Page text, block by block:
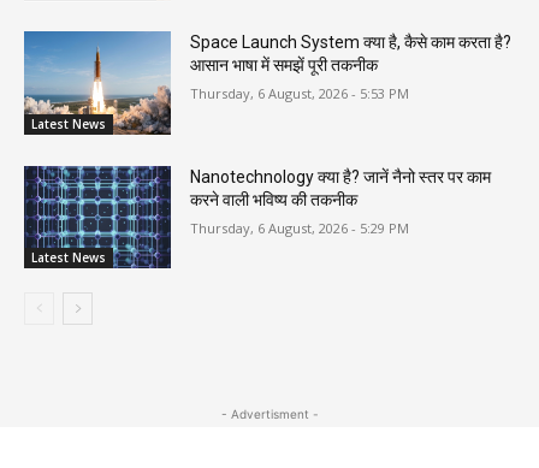
Latest News
Space Launch System क्या है, कैसे काम करता है?
आसान भाषा में समझें पूरी तकनीक
Thursday, 6 August, 2026 - 5:53 PM
Latest News
Nanotechnology क्या है? जानें नैनो स्तर पर काम
करने वाली भविष्य की तकनीक
Thursday, 6 August, 2026 - 5:29 PM
- Advertisment -